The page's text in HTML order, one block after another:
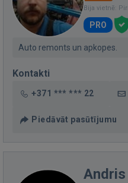
Bija vietnē:
PRO
Auto remonts un apkopes.
Kontakti
+371 *** *** 22
Piedāvāt pasūtījumu
Andris